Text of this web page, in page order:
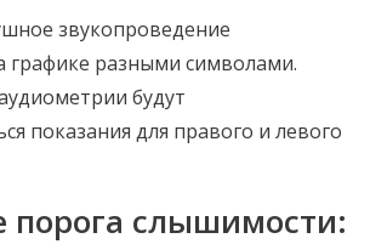
звукопроведение
графике разными символами.
будут
показания для правого и левого
порога слышимости: